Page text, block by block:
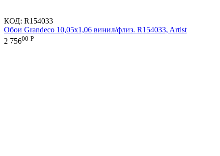
КОД: R154033
Обои Grandeco 10,05х1,06 винил/флиз. R154033, Artist
2 75600 Р